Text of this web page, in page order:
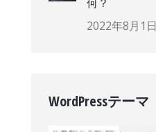
2022年8月1日
WordPressテーマ